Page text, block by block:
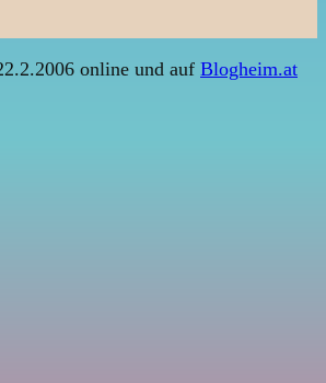
online und auf Blogheim.at